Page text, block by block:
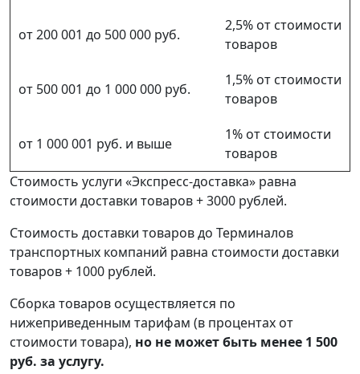
от 200 001 до 500 000 руб.
2,5% от стоимости
товаров
от 500 001 до 1 000 000 руб.
1,5% от стоимости
товаров
от 1 000 001 руб. и выше
1% от стоимости
товаров
Стоимость услуги «Экспресс-доставка» равна
стоимости доставки товаров + 3000 рублей.
Стоимость доставки товаров до Терминалов
транспортных компаний равна стоимости доставки
товаров + 1000 рублей.
Сборка товаров осуществляется по
нижеприведенным тарифам (в процентах от
стоимости товара), но не может быть менее 1 500
руб. за услугу.